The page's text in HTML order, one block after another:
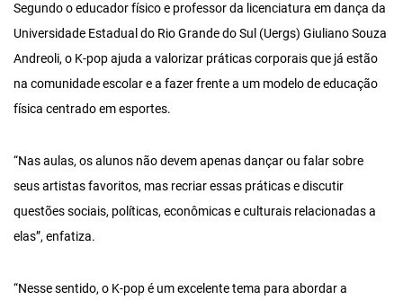
Segundo o educador físico e professor da licenciatura em dança da
Universidade Estadual do Rio Grande do Sul (Uergs) Giuliano Souza
Andreoli, o K-pop ajuda a valorizar práticas corporais que já estão
na comunidade escolar e a fazer frente a um modelo de educação
física centrado em esportes.
“Nas aulas, os alunos não devem apenas dançar ou falar sobre
seus artistas favoritos, mas recriar essas práticas e discutir
questões sociais, políticas, econômicas e culturais relacionadas a
elas”, enfatiza.
“Nesse sentido, o K-pop é um excelente tema para abordar a